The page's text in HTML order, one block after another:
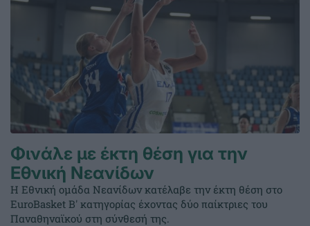
Φινάλε με έκτη θέση για την
Εθνική Νεανίδων
Η Εθνική ομάδα Νεανίδων κατέλαβε την έκτη θέση στο
EuroBasket Β' κατηγορίας έχοντας δύο παίκτριες του
Παναθηναϊκού στη σύνθεσή της.